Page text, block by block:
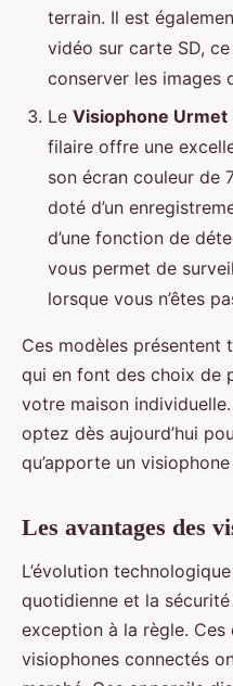
terrain. Il est
vidéo sur carte SD,
conserver les images
Le Visiophone Urmet
filaire offre une
son écran couleur de
doté d’un
d’une fonction de
vous permet de
lorsque vous n’êtes
Ces modèles présentent
qui en font des choix de
votre maison
optez dès aujourd’hui
qu’apporte un
Les avantages des
L’évolution
quotidienne et la
exception à la règle. Ces
visiophones connectés